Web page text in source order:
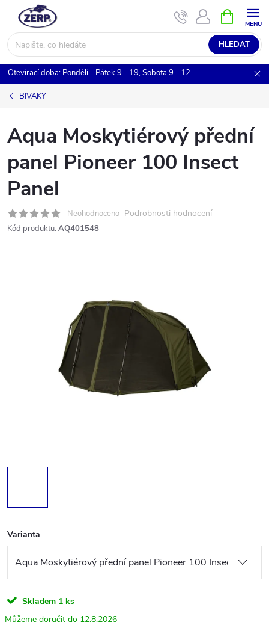
obsah
HLEDAT
NÁKUPNÍ
KOŠÍK
Otevírací doba: Pondělí - Pátek 9 - 19, Sobota 9 - 12
BIVAKY
Aqua Moskytiérový přední
panel Pioneer 100 Insect
Panel
Neohodnoceno Podrobnosti hodnocení
Kód produktu: AQ401548
Varianta
Skladem 1 ks
12.8.2026